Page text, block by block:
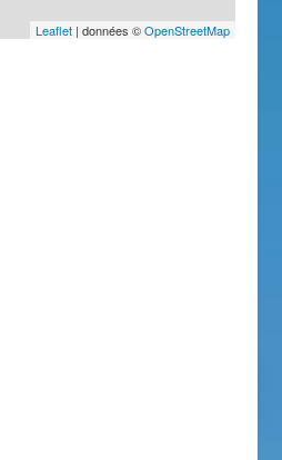
Leaflet| données ©OpenStreetMap